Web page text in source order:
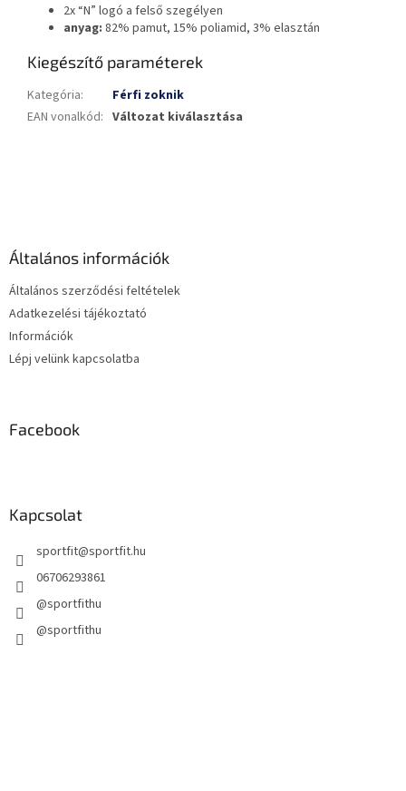
2x “N” logó a felső szegélyen
anyag: 82% pamut, 15% poliamid, 3% elasztán
Kiegészítő paraméterek
Kategória:
Férfi zoknik
EAN vonalkód: Változat kiválasztása
Általános információk
Általános szerződési feltételek
Adatkezelési tájékoztató
Információk
Lépj velünk kapcsolatba
Facebook
Kapcsolat
sportfit@sportfit.hu
06706293861
@sportfithu
@sportfithu